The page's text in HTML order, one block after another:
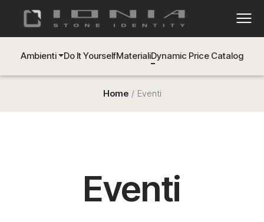
Ambienti Do It YourselfMaterialiDynamic Price Catalog
Home Eventi
Eventi